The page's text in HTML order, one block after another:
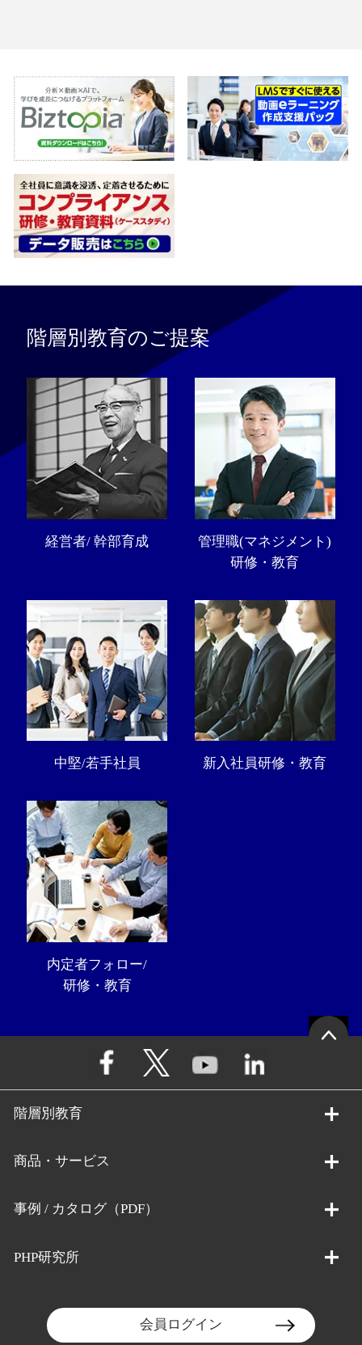
階層別教育のご提案
経営者/ 幹部育成
管理職(マネジメント)
研修・教育
中堅/若手社員 新入社員研修・教育
内定者フォロー/
研修・教育
階層別教育
商品・サービス
事例 / カタログ（PDF）
PHP研究所
会員ログイン